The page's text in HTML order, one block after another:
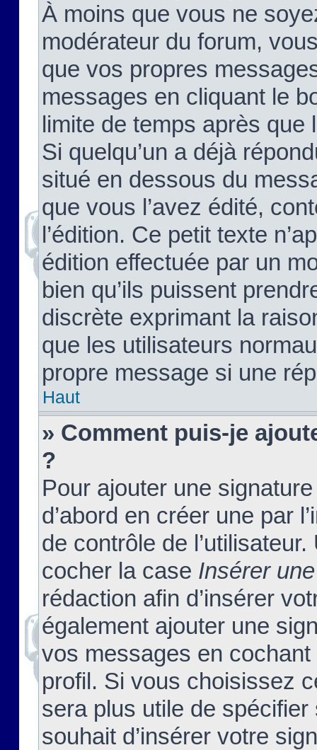
À moins que vous ne
modérateur du forum,
que vos propres
messages en cliquant le
limite de temps après que
Si quelqu’un a déjà
situé en dessous du
que vous l’avez édité,
l’édition. Ce petit texte
édition effectuée par un
bien qu’ils puissent
discrète exprimant la
que les utilisateurs
propre message si une
Haut
» Comment puis-je
?
Pour ajouter une
d’abord en créer une par
de contrôle de
cocher la case Insérer
rédaction afin d’insérer
également ajouter une
vos messages en
profil. Si vous choisissez
sera plus utile de
souhait d’insérer votre